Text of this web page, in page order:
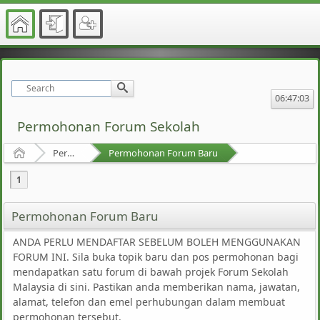
06:47:03
Permohonan Forum Sekolah
Home Permohonan Forum Sekolah Malaysia Permohonan Forum Baru
1
Permohonan Forum Baru
ANDA PERLU MENDAFTAR SEBELUM BOLEH MENGGUNAKAN
FORUM INI. Sila buka topik baru dan pos permohonan bagi
mendapatkan satu forum di bawah projek Forum Sekolah
Malaysia di sini. Pastikan anda memberikan nama, jawatan,
alamat, telefon dan emel perhubungan dalam membuat
permohonan tersebut.